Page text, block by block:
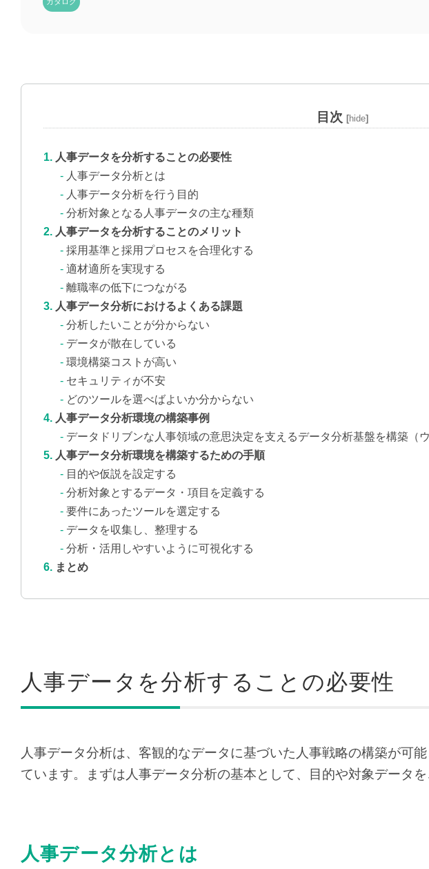
目次 [hide]
人事データを分析することの必要性
人事データ分析とは
人事データ分析を行う目的
分析対象となる人事データの主な種類
人事データを分析することのメリット
採用基準と採用プロセスを合理化する
適材適所を実現する
離職率の低下につながる
人事データ分析におけるよくある課題
分析したいことが分からない
データが散在している
環境構築コストが高い
セキュリティが不安
どのツールを選べばよいか分からない
人事データ分析環境の構築事例
データドリブンな人事領域の意思決定を支えるデータ分析基盤を構築（
人事データ分析環境を構築するための手順
目的や仮説を設定する
分析対象とするデータ・項目を定義する
要件にあったツールを選定する
データを収集し、整理する
分析・活用しやすいように可視化する
まとめ
人事データを分析することの必要性
人事データ分析は、客観的なデータに基づいた人事戦略の構築が可
ています。まずは人事データ分析の基本として、目的や対象データを
人事データ分析とは